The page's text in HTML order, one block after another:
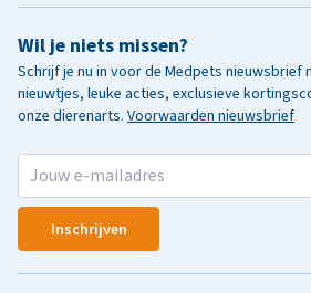
Wil je niets missen?
Schrijf je nu in voor de Medpets nieuwsbrief
nieuwtjes, leuke acties, exclusieve
onze dierenarts. Voorwaarden nieuwsbrief
Inschrijven